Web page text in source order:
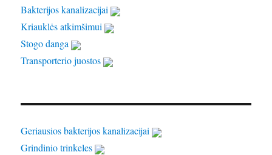
Bakterijos kanalizacijai
Kriauklės atkimšimui
Stogo danga
Transporterio juostos
Geriausios bakterijos kanalizacijai
Grindinio trinkeles